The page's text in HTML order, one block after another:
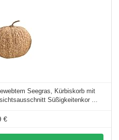
Seegras, Kürbiskorb mit
Süßigkeitenkor ...
€